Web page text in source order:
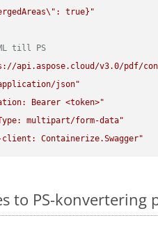
\" : true}"
till PS
api.aspose.cloud/v3.0/pdf/
json"
Bearer <token>"
multipart/form-data"
client: Containerize.Swagger"
to PS-konvertering